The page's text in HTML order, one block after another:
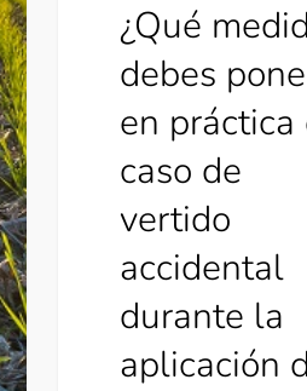
¿Qué
debes
en práctica
caso de
vertido
accidental
durante la
aplicación